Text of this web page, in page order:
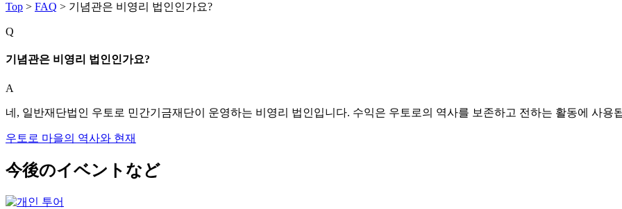
Top > FAQ > 기념관은 비영리 법인인가요?
Q
기념관은 비영리 법인인가요?
A
네, 일반재단법인 우토로 민간기금재단이 운영하는 비영리 법인입니다. 수익은 우토로의 역사를 보존하고 전하는 활동에 사용
우토로 마을의 역사와 현재
今後のイベントなど